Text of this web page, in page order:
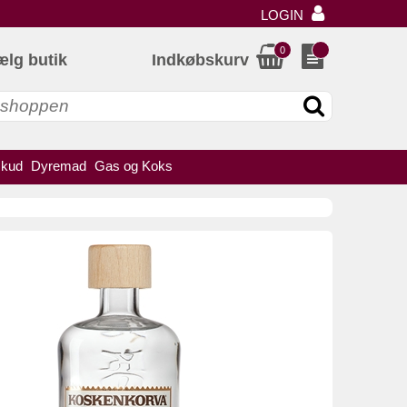
LOGIN
butik
Dyremad Gas og Koks
Indkøbskurv
0